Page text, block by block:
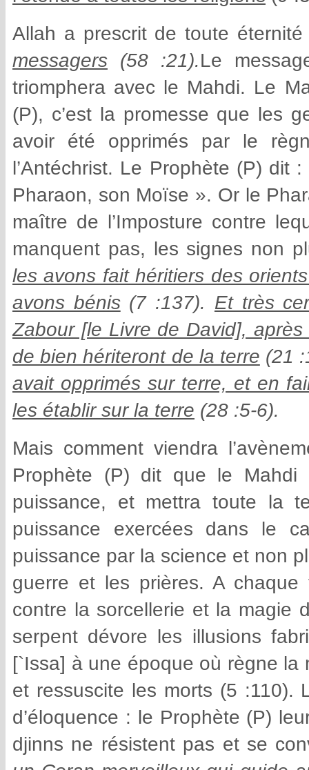
Allah a prescrit de toute
messagers
(58 :21).Le
triomphera avec le Mahdi. Le
(P), c’est la promesse que les
avoir été opprimés par le
l’Antéchrist. Le Prophète (P) dit
Pharaon, son Moïse ». Or le
maître de l’Imposture contre
manquent pas, les signes non
les avons fait héritiers des
avons bénis(7 :137). Et très
Zabour [le Livre de David],
de bien hériteront de la terre (21
avait opprimés sur terre, et en
les établir sur la terre (28 :5-6).
Mais comment viendra
Prophète (P) dit que le
puissance, et mettra toute la
puissance exercées dans le
puissance par la science et non
guerre et les prières. A
contre la sorcellerie et la magie
serpent dévore les illusions
[`Issa] à une époque où règne la
et ressuscite les morts (5 :110).
d’éloquence : le Prophète (P)
djinns ne résistent pas et se